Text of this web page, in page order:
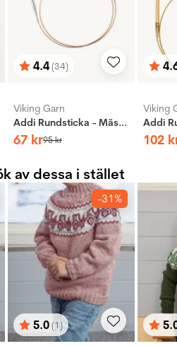
Betyg:
4.4(34)
utav 5 stjärnor
Viking Garn
Addi Rundsticka - Mässing
67 kr95kr
utav
Viking
102
av dessa i stället
-31%
Betyg:
5.0(1)
utav 5 stjärnor utav